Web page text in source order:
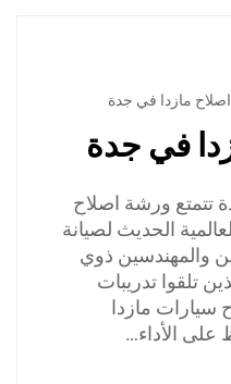
مازدا في جدة
في جدة
تتمتع ورشة اصلاح
الحديث لصيانة
والمهندسين ذوي
تلقوا تدريبات
سيارات مازدا
على الأداء…